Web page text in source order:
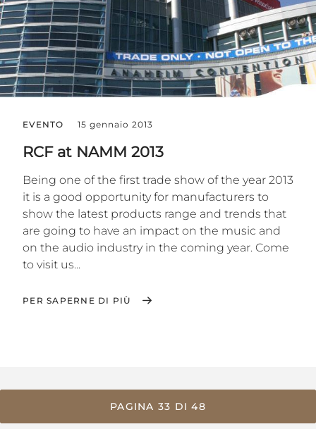
EVENTO 15 gennaio 2013
RCF at NAMM 2013
Being one of the first trade show of the year 2013
it is a good opportunity for manufacturers to
show the latest products range and trends that
are going to have an impact on the music and
on the audio industry in the coming year. Come
to visit us...
PER SAPERNE DI PIÙ
PAGINA 33 DI 48